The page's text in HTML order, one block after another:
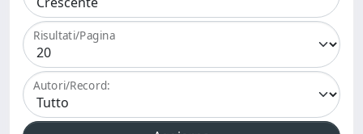
Risultati/Pagina
Autori/Record: